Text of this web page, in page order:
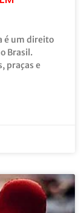
é um direito
Brasil.
praças e